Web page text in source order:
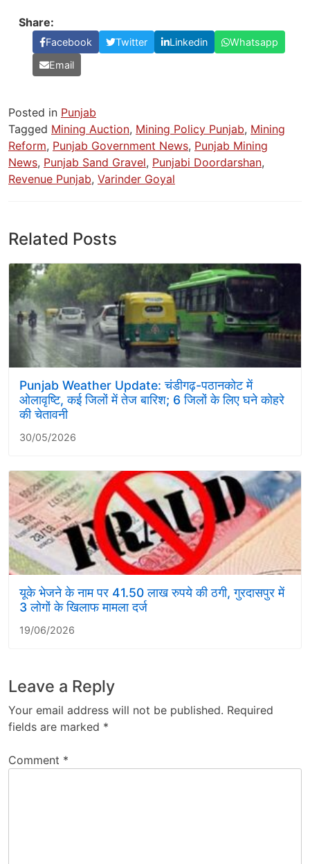
Share:
Facebook Twitter Linkedin
Whatsapp
Email
Posted in Punjab
Tagged Mining Auction, Mining Policy Punjab, Mining
Reform, Punjab Government News, Punjab Mining
News, Punjab Sand Gravel, Punjabi Doordarshan,
Revenue Punjab, Varinder Goyal
Related Posts
Punjab Weather Update: चंडीगढ़-पठानकोट में
ओलावृष्टि, कई जिलों में तेज बारिश; 6 जिलों के लिए घने कोहरे
की चेतावनी
30/05/2026
यूके भेजने के नाम पर 41.50 लाख रुपये की ठगी, गुरदासपुर में
3 लोगों के खिलाफ मामला दर्ज
19/06/2026
Leave a Reply
Your email address will not be published. Required
fields are marked *
Comment *